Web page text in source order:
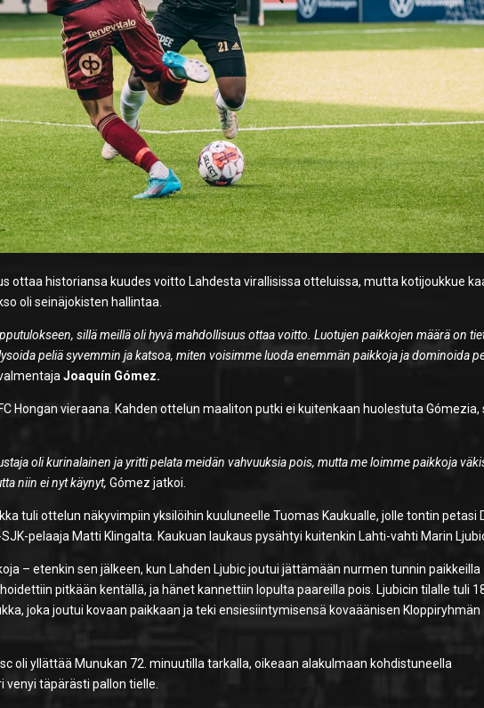
ottaa historiansa kuudes voitto Lahdesta virallisissa otteluissa, mutta kotijoukkue
oli seinäjokisten hallintaa.
sillä meillä oli hyvä mahdollisuus ottaa voitto. Luotujen paikkojen määrä on
peliä syvemmin ja katsoa, miten voisimme luoda enemmän paikkoja ja dominoida
Joaquín Gómez.
Hongan vieraana. Kahden ottelun maaliton putki ei kuitenkaan huolestuta Gómezia,
oli kurinalainen ja yritti pelata meidän vahvuuksia pois, mutta me loimme paikkoja
niin ei nyt käynyt, Gómez jatkoi.
tuli ottelun näkyvimpiin yksilöihin kuuluneelle Tuomas Kaukualle, jolle tontin petasi
pelaaja Matti Klingalta. Kaukuan laukaus pysähtyi kuitenkin Lahti-vahti Marin
– etenkin sen jälkeen, kun Lahden Ljubic joutui jättämään nurmen tunnin paikkeilla
pitkään kentällä, ja hänet kannettiin lopulta paareilla pois. Ljubicin tilalle tuli
joka joutui kovaan paikkaan ja teki ensiesiintymisensä kovaäänisen Kloppiryhmän
oli yllättää Munukan 72. minuutilla tarkalla, oikeaan alakulmaan kohdistuneella
venyi täpärästi pallon tielle.